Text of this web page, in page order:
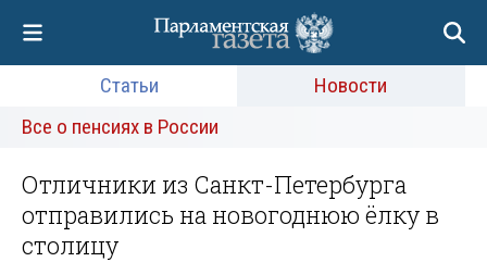
Статьи
Новости
Все о пенсиях в России
Отличники из Санкт-Петербурга
отправились на новогоднюю ёлку в
столицу